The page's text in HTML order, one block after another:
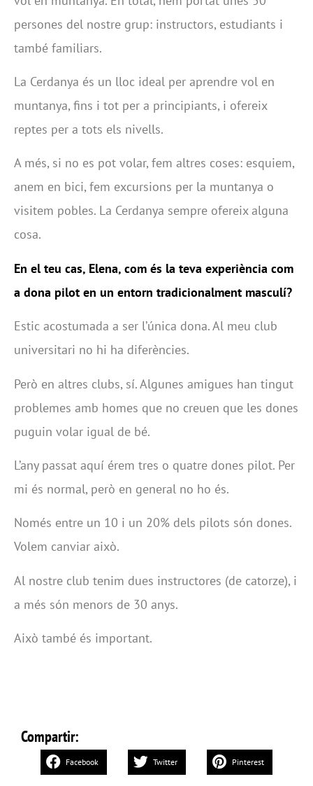
persones del nostre grup: instructors, estudiants i
també familiars.
La Cerdanya és un lloc ideal per aprendre vol en
muntanya, fins i tot per a principiants, i ofereix
reptes per a tots els nivells.
A més, si no es pot volar, fem altres coses: esquiem,
anem en bici, fem excursions per la muntanya o
visitem pobles. La Cerdanya sempre ofereix alguna
cosa.
En el teu cas, Elena, com és la teva experiència com
a dona pilot en un entorn tradicionalment masculí?
Estic acostumada a ser l’única dona. Al meu club
universitari no hi ha diferències.
Però en altres clubs, sí. Algunes amigues han tingut
problemes amb homes que no creuen que les dones
puguin volar igual de bé.
L’any passat aquí érem tres o quatre dones pilot. Per
mi és normal, però en general no ho és.
Només entre un 10 i un 20% dels pilots són dones.
Volem canviar això.
Al nostre club tenim dues instructores (de catorze), i
a més són menors de 30 anys.
Això també és important.
Compartir:
Facebook Twitter Pinterest